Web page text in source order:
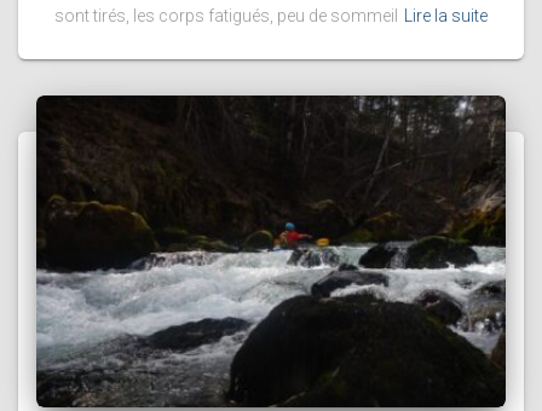
sont tirés, les corps fatigués, peu de sommeil
Lire la suite